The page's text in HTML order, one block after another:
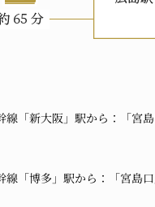
線「新大阪」駅から：「宮
線「博多」駅から：「宮島